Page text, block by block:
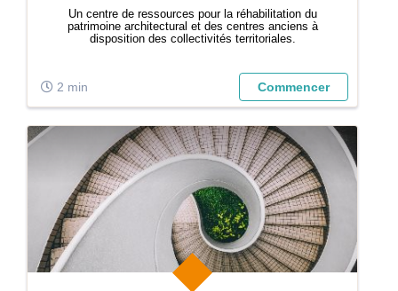
Un centre de ressources pour la réhabilitation du
patrimoine architectural et des centres anciens à
disposition des collectivités territoriales.
2 min Commencer